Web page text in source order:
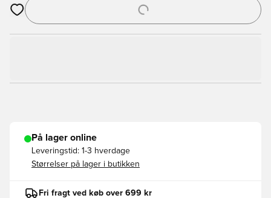
Åbner en Modal til at logge ind eller tilmelde dig som medlem
På lager online
Leveringstid: 1-3 hverdage
Størrelser på lager i butikken
Fri fragt ved køb over 699 kr